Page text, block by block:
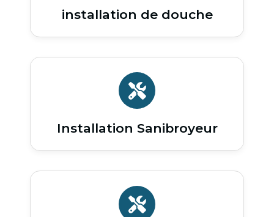
installation de douche
Installation Sanibroyeur